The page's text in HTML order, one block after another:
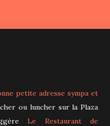
petite adresse sympa et
ou luncher sur la Plaza
Le Restaurant de